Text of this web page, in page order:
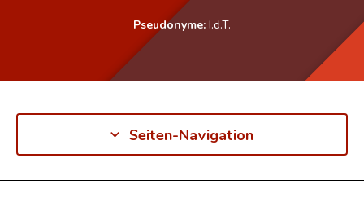
Pseudonyme: I.d.T.
Seiten-Navigation